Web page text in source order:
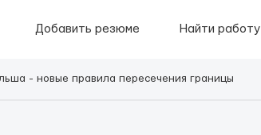
Добавить резюме Найти работу
- новые правила пересечения границы